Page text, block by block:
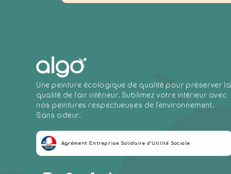
Une peinture écologique de qualité pour préserver la
qualité de l'air intérieur. Sublimez votre intérieur avec
nos peintures respectueuses de l'environnement.
Sans odeur.
Agrément Entreprise Solidaire d’Utilité Sociale